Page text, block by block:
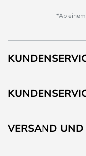
*Ab
VERSAND UND